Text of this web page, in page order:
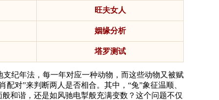
旺夫女人
姻缘分析
塔罗测试
纪年法，每一年对应一种动物，而这些动物又被赋
对”来判断两人是否相合。其中，“兔”象征温顺、
和谐，还是如风驰电掣般充满变数？这个问题不仅